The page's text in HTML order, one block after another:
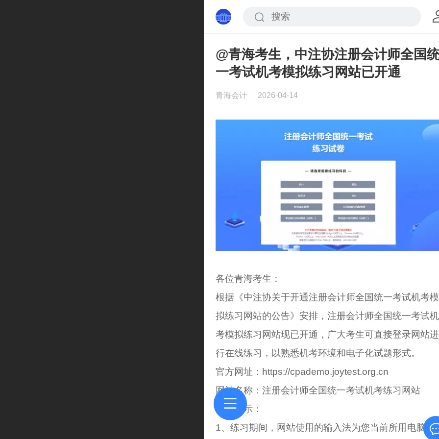
@青海考生，中注协注册会计师全国
一考试机考模拟练习网站已开通
青海会计 2026-04-14
各位青海考生：
根据《中注协关于开通注册会计师全国统一考试机考模
拟练习网站的公告》安排，注册会计师全国统一考试机
考模拟练习网站现已开通，广大考生可直接登录网站进
行在线练习，以熟悉机考环境和电子化试题形式。
官方网址：https://cpademo.joytest.org.cn
网站名称：注册会计师全国统一考试机考练习网站
特别提示：
1、练习期间，网站使用的输入法为您当前所用电脑已